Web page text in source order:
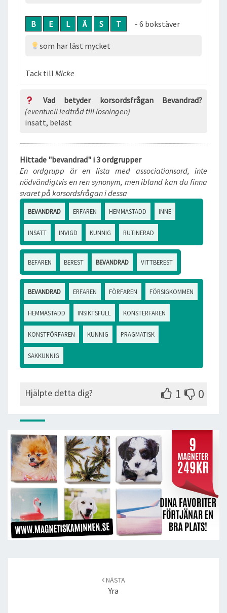
B E L Ä S T - 6 bokstäver
som har läst mycket
Tack till Micke
Vad betyder korsordsfrågan Bevandrad?
(eventuell ledtråd till lösningen)
insatt, beläst
Hittade "bevandrad" i 3 ordgrupper
En ordgrupp är en lista med associationsord, inte
nödvändigtvis en ren synonym, men ibland kan du finna
svaret på korsordsfrågan i dessa
BEVANDRAD ERFAREN HEMMASTADD INNE
INSATT INVIGD KUNNIG RUTINERAD
BEFAREN BEREST BEVANDRAD VITTBEREST
BEVANDRAD ERFAREN FÖRFAREN FÖRSIGKOMMEN
HEMMASTADD INSIKTSFULL KONSTERFAREN
KONSTFÖRFAREN KUNNIG PRAGMATISK
SAKKUNNIG
Hjälpte detta dig? 1 0
NÄSTA
Yra